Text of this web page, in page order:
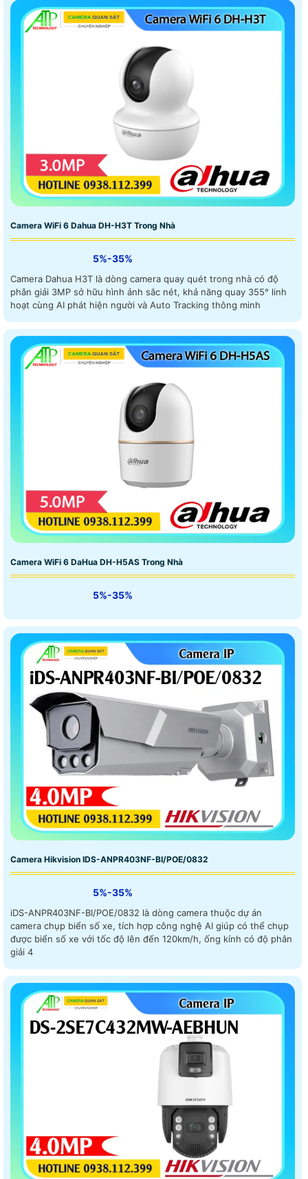
Camera WiFi 6 Dahua DH-H3T Trong Nhà
5%-35%
Camera Dahua H3T là dòng camera quay quét trong nhà có độ
phân giải 3MP sở hữu hình ảnh sắc nét, khả năng quay 355° linh
hoạt cùng AI phát hiện người và Auto Tracking thông minh
Camera WiFi 6 DaHua DH-H5AS Trong Nhà
5%-35%
Camera Hikvision IDS-ANPR403NF-BI/POE/0832
5%-35%
iDS-ANPR403NF-BI/POE/0832 là dòng camera thuộc dự án
camera chụp biển số xe, tích hợp công nghệ AI giúp có thể chụp
được biển số xe với tốc độ lên đến 120km/h, ống kính có độ phân
giải 4